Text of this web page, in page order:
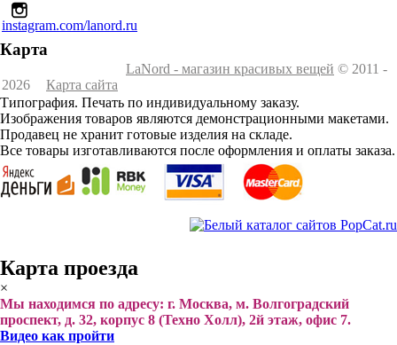
instagram.com/lanord.ru
Карта
LaNord - магазин красивых вещей © 2011 -
2026
Карта сайта
Типография. Печать по индивидуальному заказу.
Изображения товаров являются демонстрационными макетами.
Продавец не хранит готовые изделия на складе.
Все товары изготавливаются после оформления и оплаты заказа.
Карта проезда
×
Мы находимся по адресу: г. Москва, м. Волгоградский
проспект, д. 32, корпус 8 (Техно Холл), 2й этаж, офис 7.
Видео как пройти